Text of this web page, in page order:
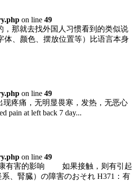
on line 49
那就去找外国人习惯看到的类似说
体、颜色、摆放位置等）比语言本身
on line 49
现疼痛，无明显畏寒，发热，无恶心
pain at left back 7 day...
on line 49
康有害的影响 如果接触，则有引起
、腎臓）の障害のおそれ H371：有